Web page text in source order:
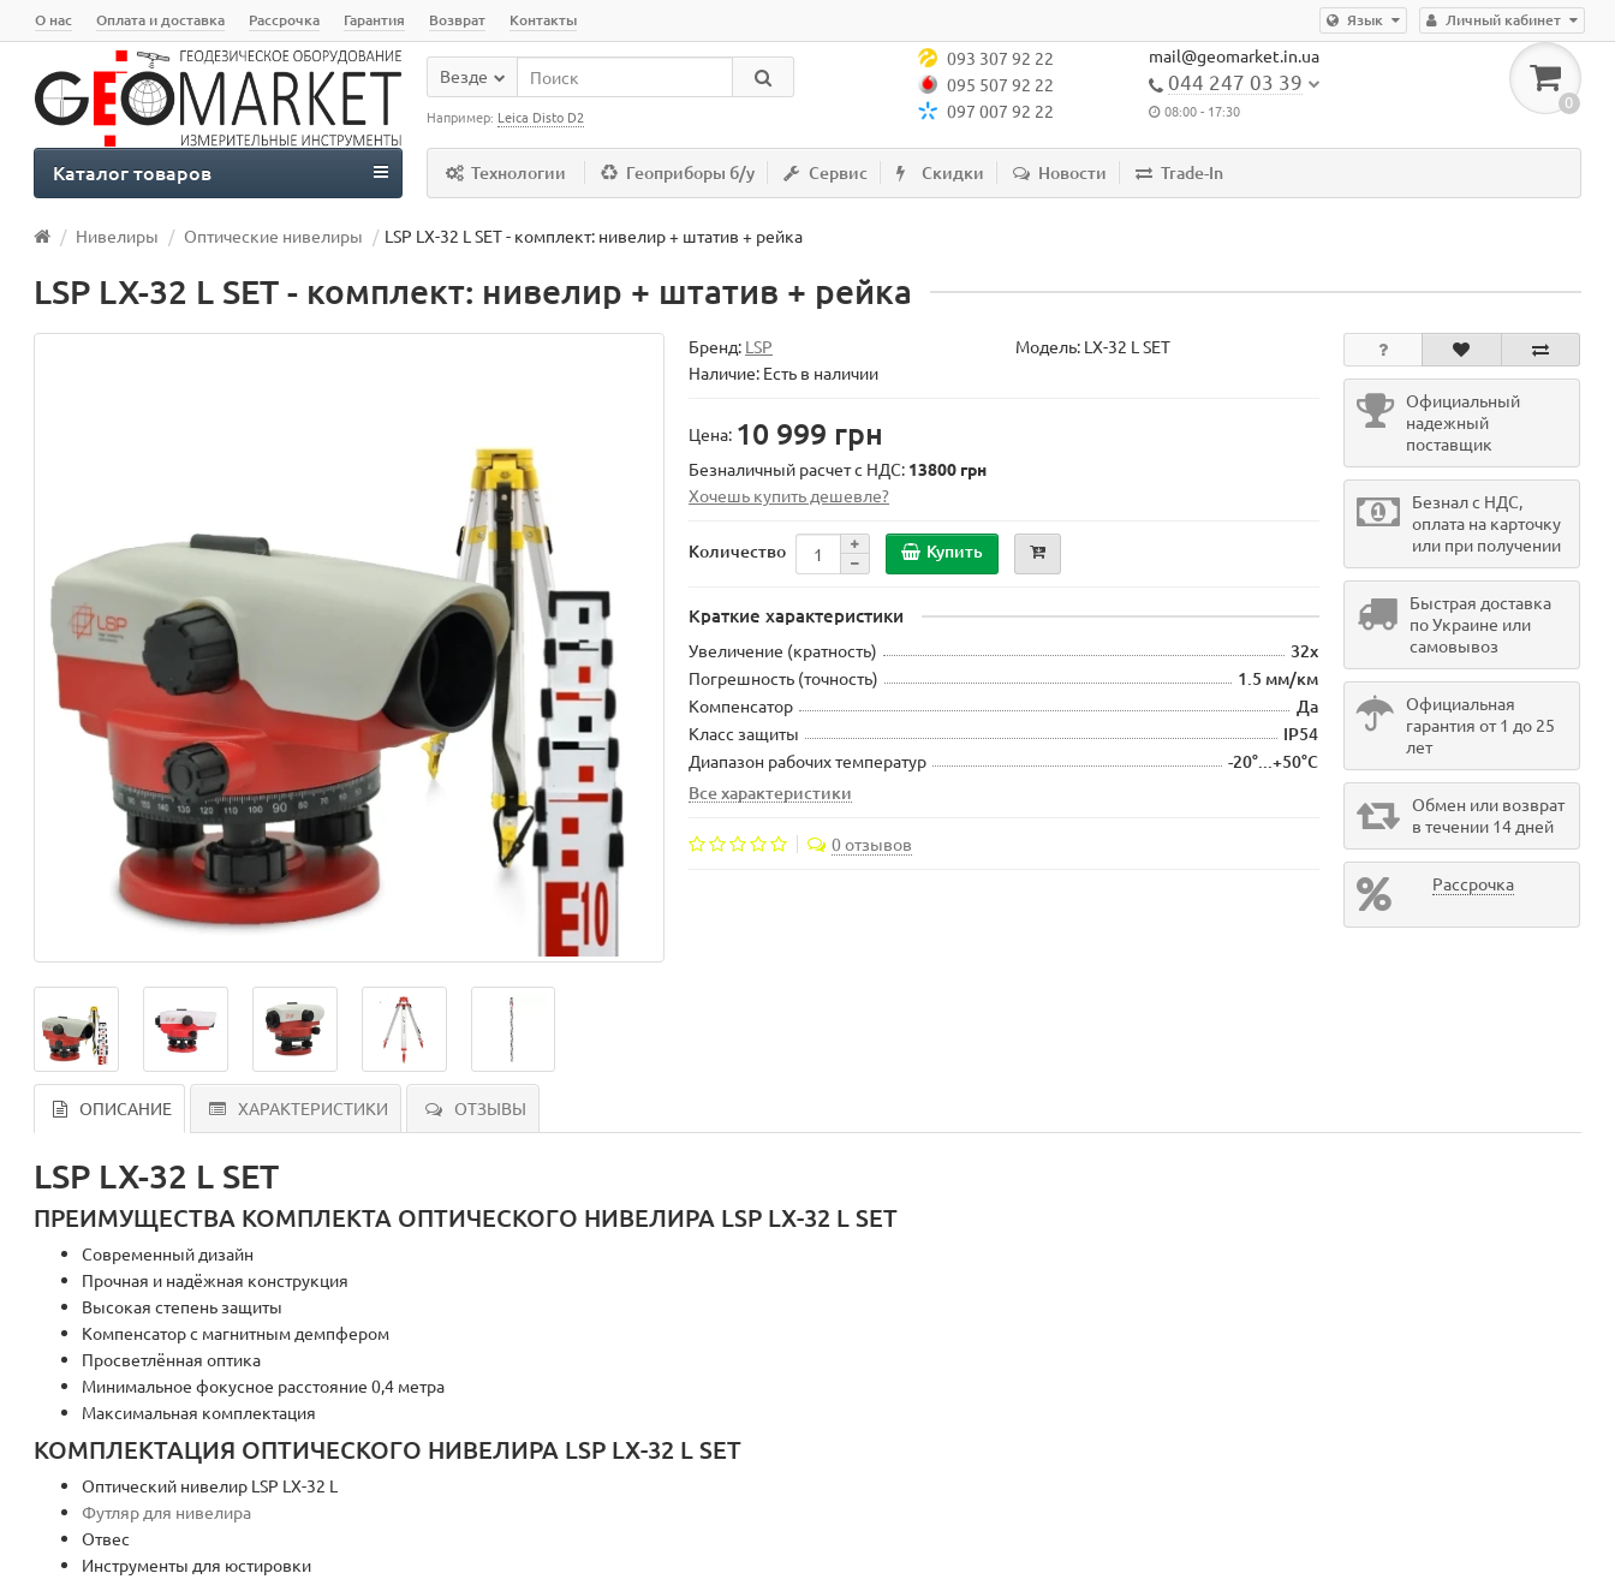
Личный кабинет
Язык
О нас Оплата и доставка Рассрочка Гарантия Возврат Контакты
Везде
Например: Leica Disto D2
093 307 92 22
095 507 92 22
097 007 92 22
mail@geomarket.in.ua
044 247 03 39
08:00 - 17:30 0
Технологии Геоприборы б/у Сервис Скидки Новости Trade-In
Каталог товаров
Нивелиры Оптические нивелиры LSP LX-32 L SET - комплект: нивелир + штатив + рейка
LSP LX-32 L SET - комплект: нивелир + штатив + рейка
Бренд: LSP Модель: LX-32 L SET
Наличие: Есть в наличии
Цена: 10 999 грн
Безналичный расчет с НДС: 13800 грн
Хочешь купить дешевле?
Количество Купить
Краткие характеристики
Увеличение (кратность) 32x
Погрешность (точность) 1.5 мм/км
Компенсатор Да
Класс защиты IP54
Диапазон рабочих температур
-20°...+50°C
Все характеристики
0 отзывов
Официальный
надежный
поставщик
Безнал с НДС,
оплата на карточку
или при получении
Быстрая доставка
по Украине или
самовывоз
Официальная
гарантия от 1 до 25
лет
Обмен или возврат
в течении 14 дней
Рассрочка
ОПИСАНИЕ ХАРАКТЕРИСТИКИ ОТЗЫВЫ
LSP LX-32 L SET
ПРЕИМУЩЕСТВА КОМПЛЕКТА ОПТИЧЕСКОГО НИВЕЛИРА LSP LX-32 L SET
Современный дизайн
Прочная и надёжная конструкция
Высокая степень защиты
Компенсатор с магнитным демпфером
Просветлённая оптика
Минимальное фокусное расстояние 0,4 метра
Максимальная комплектация
КОМПЛЕКТАЦИЯ ОПТИЧЕСКОГО НИВЕЛИРА LSP LX-32 L SET
Оптический нивелир LSP LX-32 L
Футляр для нивелира
Отвес
Инструменты для юстировки